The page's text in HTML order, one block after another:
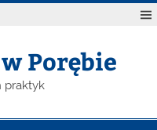
Porębie
praktyk